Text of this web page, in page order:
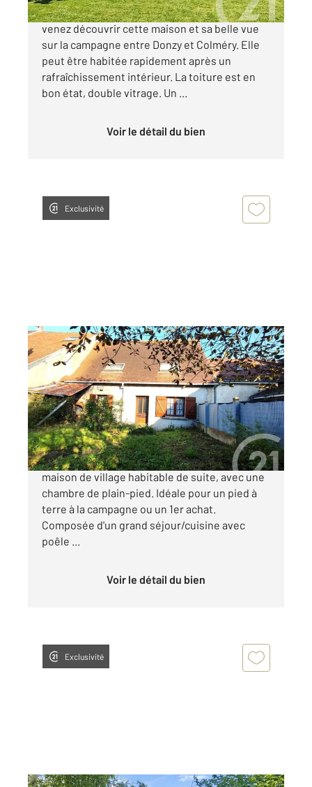
Secteur DONZY, dans un hameau au calme,
venez découvrir cette maison et sa belle vue
sur la campagne entre Donzy et Colméry. Elle
peut être habitée rapidement après un
rafraîchissement intérieur. La toiture est en
bon état, double vitrage. Un ...
Voir le détail du bien
Exclusivité
ST LAURENT L ABBAYE 58
97 m2, 4 pièces
Ref : 18077
Maison à vendre
48 000 €
A 10 minutes de Cosne sur Loire, charmante
maison de village habitable de suite, avec une
chambre de plain-pied. Idéale pour un pied à
terre à la campagne ou un 1er achat.
Composée d'un grand séjour/cuisine avec
poêle ...
Voir le détail du bien
Exclusivité